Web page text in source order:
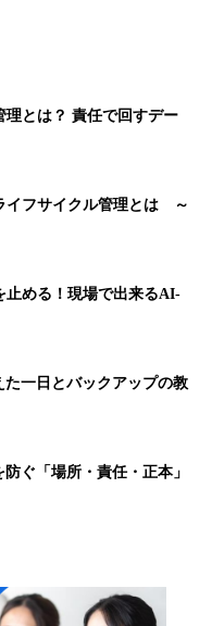
とは？ 責任で回すデー
イフサイクル管理とは ～
止める！現場で出来るAI-
一日とバックアップの教
ぐ「場所・責任・正本」